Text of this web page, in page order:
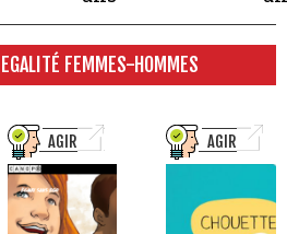
EGALITÉ FEMMES-HOMMES
AGIR AGIR